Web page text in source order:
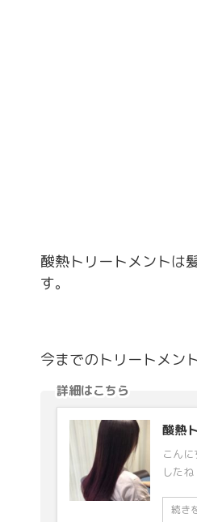
酸熱トリートメントは
す。
今までのトリートメン
詳細はこちら
酸熱
こん
した
続き